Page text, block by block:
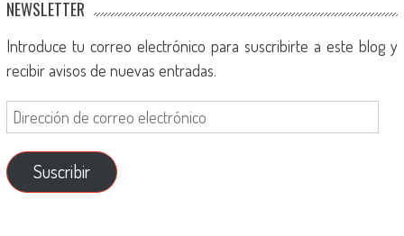
NEWSLETTER
Introduce tu correo electrónico para suscribirte a este blog y
recibir avisos de nuevas entradas.
Suscribir